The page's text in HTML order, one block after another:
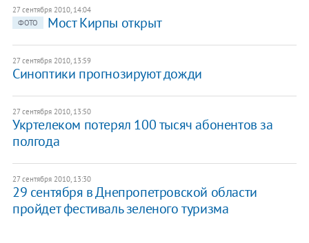
27 сентября 2010, 14:04
ФОТО
Мост Кирпы открыт
27 сентября 2010, 13:59
Синоптики прогнозируют дожди
27 сентября 2010, 13:50
Укртелеком потерял 100 тысяч абонентов за
полгода
27 сентября 2010, 13:30
29 сентября в Днепропетровской области
пройдет фестиваль зеленого туризма